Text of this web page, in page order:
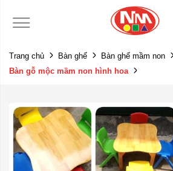
Trang chủ Bàn ghế
Bàn ghế mầm non
Bàn gỗ mộc mầm non hình hoa